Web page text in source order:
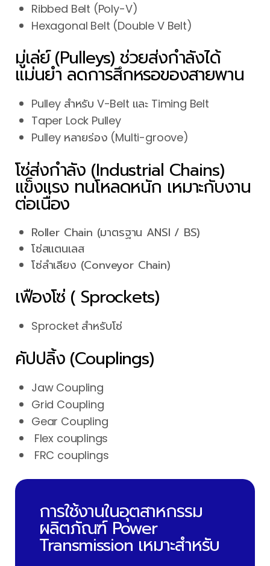
Ribbed Belt (Poly-V)
Hexagonal Belt (Double V Belt)
มู่เล่ย์ (Pulleys) ช่วยส่งกำลังได้
แม่นยำ ลดการสึกหรอของสายพาน
Pulley สำหรับ V-Belt และ Timing Belt
Taper Lock Pulley
Pulley หลายร่อง (Multi-groove)
โซ่ส่งกำลัง (Industrial Chains)
แข็งแรง ทนโหลดหนัก เหมาะกับงาน
ต่อเนื่อง
Roller Chain (มาตรฐาน ANSI / BS)
โซ่สแตนเลส
โซ่ลำเลียง (Conveyor Chain)
เฟืองโซ่ ( Sprockets)
Sprocket สำหรับโซ่
คัปปลิ้ง (Couplings)
Jaw Coupling
Grid Coupling
Gear Coupling
Flex couplings
FRC couplings
การใช้งานในอุตสาหกรรม
ผลิตภัณฑ์ Power
Transmission เหมาะสำหรับ